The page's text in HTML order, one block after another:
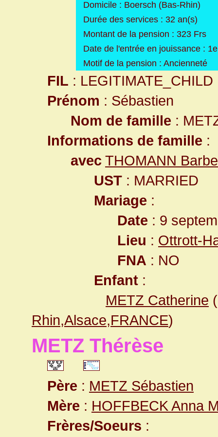
Domicile : Boersch (Bas-Rhin)
Durée des services : 32 an(s)
Montant de la pension : 323 Frs
Date de l'entrée en jouissance :
Motif de la pension : Ancienneté
FIL : LEGITIMATE_CHILD
Prénom : Sébastien
Nom de famille :
Informations de famille :
avec THOMANN Barbe
UST : MARRIED
Mariage :
Date : 9
Lieu : Ottrott-
FNA : NO
Enfant :
METZ Catherine
Rhin,Alsace,FRANCE)
METZ Thérèse
Père : METZ Sébastien
Mère : HOFFBECK Anna
Frères/Soeurs :